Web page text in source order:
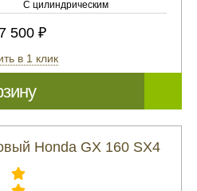
С цилиндрическим
500 ₽
в 1 клик
Honda GX 160 SX4